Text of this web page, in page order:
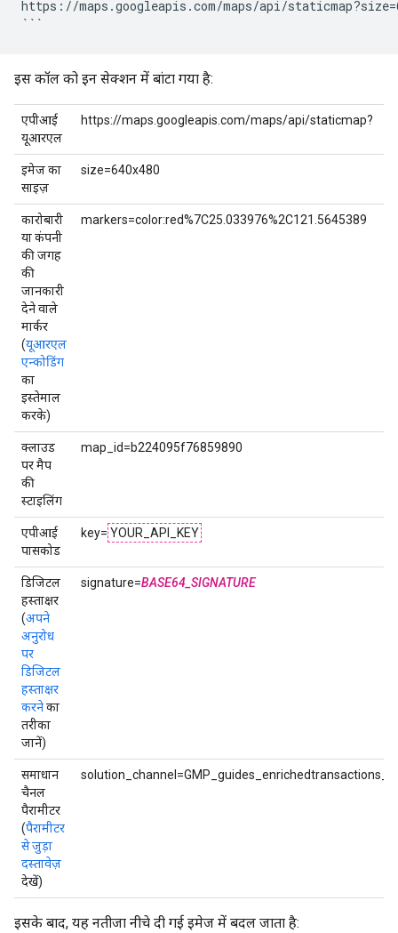
https://maps.googleapis.com/maps/api/
इस कॉल को इन सेक्शन में बांटा गया है:
एपीआई
यूआरएल
https://maps.googleapis.com/maps/api/staticmap?
इमेज का
साइज़
size=640x480
कारोबारी
या कंपनी
की जगह
की
जानकारी
देने वाले
मार्कर
(यूआरएल
एन्कोडिंग
का
इस्तेमाल
करके)
markers=color:red%7C25.033976%2C121.5645389
क्लाउड
पर मैप
की
स्टाइलिंग
map_id=b224095f76859890
एपीआई
पासकोड
key= YOUR_API_KEY
डिजिटल
हस्ताक्षर
(अपने
अनुरोध
पर
डिजिटल
हस्ताक्षर
करनेका
तरीका
जानें)
signature=BASE64_SIGNATURE
समाधान
चैनल
पैरामीटर
(पैरामीटर
से जुड़ा
दस्तावेज़
देखें)
इसके बाद, यह नतीजा नीचे दी गई इमेज में बदल जाता है: